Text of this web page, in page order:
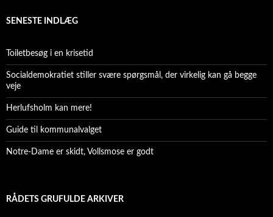
SENESTE INDLÆG
Toiletbesøg i en krisetid
Socialdemokratiet stiller svære spørgsmål, der virkelig kan gå begge
veje
Herlufsholm kan mere!
Guide til kommunalvalget
Notre-Dame er skidt, Vollsmose er godt
RÅDETS GRUFULDE ARKIVER